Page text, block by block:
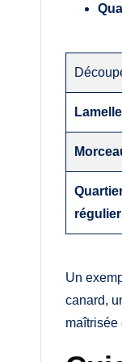
Un
canard,
maîtrisée